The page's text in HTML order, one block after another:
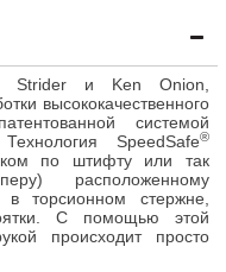
Strider и Ken Onion,
высококачественного
системой
Технология SpeedSafe®
по штифту или так
расположенному
торсионном стержне,
С помощью этой
происходит просто